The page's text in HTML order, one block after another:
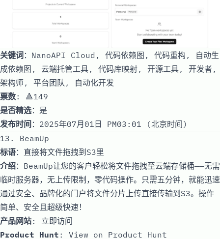
关键词：NanoAPI Cloud, 代码依赖图, 代码重构, 自动生
成依赖图, 云端托管工具, 代码库映射, 开源工具, 开发者,
架构师, 平台团队, 自动化开发
票数: 🔺149
是否精选：是
发布时间 ：2025年07月01日 PM03:01 (北京时间)
13. BeamUp
标语：直接将文件拖拽到S3里
介绍：BeamUp让您的客户轻松将文件拖拽至云端存储桶——无需
临时服务器，无上传限制，零代码操作。只需五分钟，就能迅速
通过安全、品牌化的门户将文件分片上传直接传输到S3。操作
简单、安全且超级快速！
产品网站: 立即访问
Product Hunt : View on Product Hunt